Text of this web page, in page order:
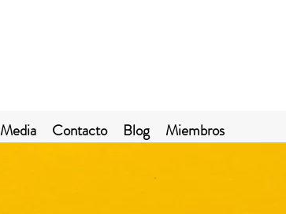
Media Contacto Blog Miembros